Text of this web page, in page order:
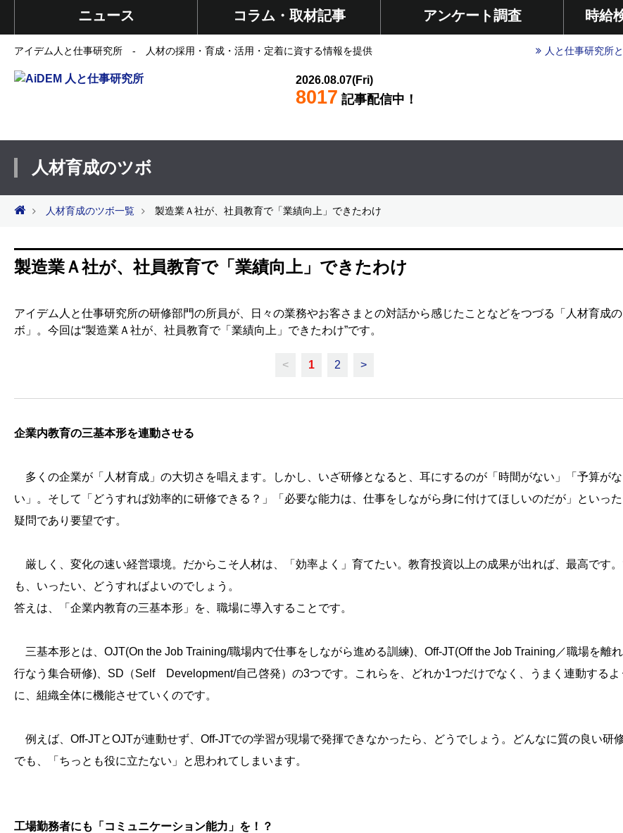
ニュース コラム・取材記事 アンケート調査 時給
アイデム人と仕事研究所 - 人材の採用・育成・活用・定着に資する情報を提供 人と仕事研究所
2026.08.07(Fri)
8017 記事配信中！
人材育成のツボ
人材育成のツボ一覧 製造業Ａ社が、社員教育で「業績向上」できたわけ
製造業Ａ社が、社員教育で「業績向上」できたわけ
アイデム人と仕事研究所の研修部門の所員が、日々の業務やお客さまとの対話から感じたことなどをつづる「人材育成
ボ」。今回は“製造業Ａ社が、社員教育で「業績向上」できたわけ”です。
< 1 2 >
企業内教育の三基本形を連動させる
多くの企業が「人材育成」の大切さを唱えます。しかし、いざ研修となると、耳にするのが「時間がない」「予算がな
い」。そして「どうすれば効率的に研修できる？」「必要な能力は、仕事をしながら身に付けてほしいのだが」といった
疑問であり要望です。
厳しく、変化の速い経営環境。だからこそ人材は、「効率よく」育てたい。教育投資以上の成果が出れば、最高です
も、いったい、どうすればよいのでしょう。
答えは、「企業内教育の三基本形」を、職場に導入することです。
三基本形とは、OJT(On the Job Training/職場内で仕事をしながら進める訓練)、Off-JT(Off the Job Training／職場を離
行なう集合研修)、SD（Self Development/自己啓発）の3つです。これらを、どれか1つだけでなく、うまく連動するよ
に、組織全体に機能させていくのです。
例えば、Off-JTとOJTが連動せず、Off-JTでの学習が現場で発揮できなかったら、どうでしょう。どんなに質の良い研
でも、「ちっとも役に立たない」と思われてしまいます。
工場勤務者にも「コミュニケーション能力」を！？